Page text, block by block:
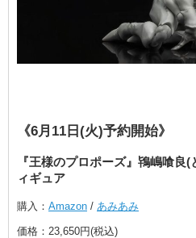
《6月11日(火)予約開始》
『王様のプロポーズ』鴇嶋喰良
ィギュア
購入： Amazon / あみあみ
価格：23,650円(税込)